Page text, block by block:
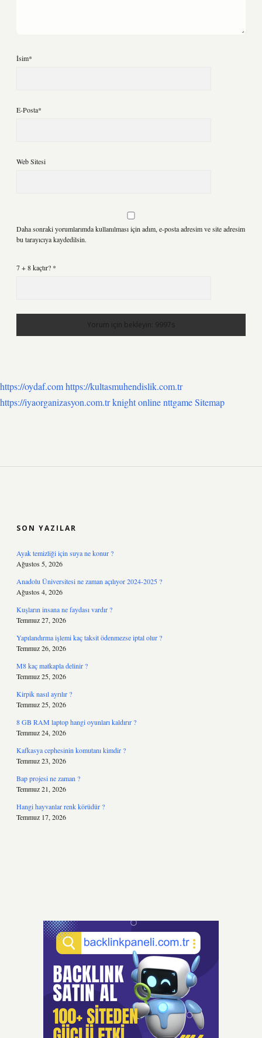
İsim*
E-Posta*
Web Sitesi
Daha sonraki yorumlarımda kullanılması için adım, e-posta adresim ve site adresim
bu tarayıcıya kaydedilsin.
7 + 8 kaçtır? *
https://oydaf.comhttps://kultasmuhendislik.com.tr
https://iyaorganizasyon.com.trknight onlinenttgameSitemap
SON YAZILAR
Ayak temizliği için suya ne konur ?
Ağustos 5, 2026
Anadolu Üniversitesi ne zaman açılıyor 2024-2025 ?
Ağustos 4, 2026
Kuşların insana ne faydası vardır ?
Temmuz 27, 2026
Yapılandırma işlemi kaç taksit ödenmezse iptal olur ?
Temmuz 26, 2026
M8 kaç matkapla delinir ?
Temmuz 25, 2026
Kirpik nasıl ayrılır ?
Temmuz 25, 2026
8 GB RAM laptop hangi oyunları kaldırır ?
Temmuz 24, 2026
Kafkasya cephesinin komutanı kimdir ?
Temmuz 23, 2026
Bap projesi ne zaman ?
Temmuz 21, 2026
Hangi hayvanlar renk körüdür ?
Temmuz 17, 2026